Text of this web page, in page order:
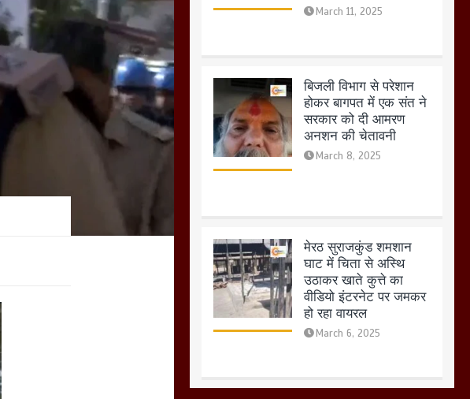
March 8, 2025
मेरठ सुराजकुंड शमशान
घाट में चिता से अस्थि
उठाकर खाते कुत्ते का
वीडियो इंटरनेट पर जमकर
होलिका रखने पर लात मार
कर होलिका को किया तहस
नहस,मोहल्ले वालों के साथ
की गई गाली गलोच ,कहा
अगर रखी गई होली तो होगा